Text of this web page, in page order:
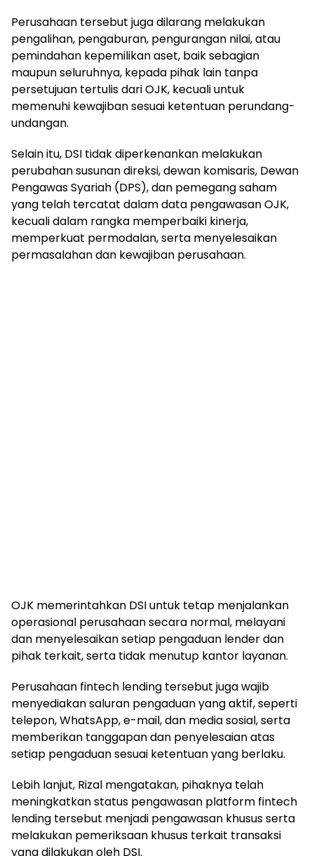
Perusahaan tersebut juga dilarang melakukan
pengalihan, pengaburan, pengurangan nilai, atau
pemindahan kepemilikan aset, baik sebagian
maupun seluruhnya, kepada pihak lain tanpa
persetujuan tertulis dari OJK, kecuali untuk
memenuhi kewajiban sesuai ketentuan perundang-
undangan.
Selain itu, DSI tidak diperkenankan melakukan
perubahan susunan direksi, dewan komisaris, Dewan
Pengawas Syariah (DPS), dan pemegang saham
yang telah tercatat dalam data pengawasan OJK,
kecuali dalam rangka memperbaiki kinerja,
memperkuat permodalan, serta menyelesaikan
permasalahan dan kewajiban perusahaan.
OJK memerintahkan DSI untuk tetap menjalankan
operasional perusahaan secara normal, melayani
dan menyelesaikan setiap pengaduan lender dan
pihak terkait, serta tidak menutup kantor layanan.
Perusahaan fintech lending tersebut juga wajib
menyediakan saluran pengaduan yang aktif, seperti
telepon, WhatsApp, e-mail, dan media sosial, serta
memberikan tanggapan dan penyelesaian atas
setiap pengaduan sesuai ketentuan yang berlaku.
Lebih lanjut, Rizal mengatakan, pihaknya telah
meningkatkan status pengawasan platform fintech
lending tersebut menjadi pengawasan khusus serta
melakukan pemeriksaan khusus terkait transaksi
yang dilakukan oleh DSI.